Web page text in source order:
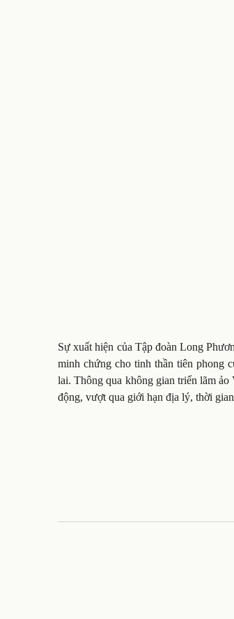
Sự xuất hiện của Tập đoàn Long
minh chứng cho tinh thần tiên phong
lai. Thông qua không gian triển lãm
động, vượt qua giới hạn địa lý, thời